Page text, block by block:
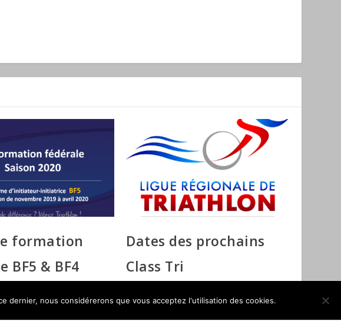
formation
BF5 & BF4
Dates des prochains
Class Tri
dernier, nous considérerons que vous acceptez l'utilisation des cookies.